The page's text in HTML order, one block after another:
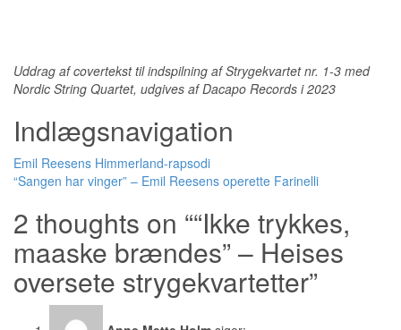
Uddrag af covertekst til indspilning af Strygekvartet nr. 1-3 med
Nordic String Quartet, udgives af Dacapo Records i 2023
Indlægsnavigation
Emil Reesens Himmerland-rapsodi
“Sangen har vinger” – Emil Reesens operette Farinelli
2 thoughts on ““Ikke trykkes,
maaske brændes” – Heises
oversete strygekvartetter”